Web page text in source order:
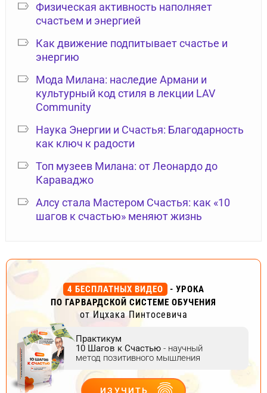
Физическая активность наполняет
счастьем и энергией
Как движение подпитывает счастье и
энергию
Мода Милана: наследие Армани и
культурный код стиля в лекции LAV
Community
Наука Энергии и Счастья: Благодарность
как ключ к радости
Топ музеев Милана: от Леонардо до
Караваджо
Алсу стала Мастером Счастья: как «10
шагов к счастью» меняют жизнь
4 БЕСПЛАТНЫХ ВИДЕО
- УРОКА
ПО ГАРВАРДСКОЙ СИСТЕМЕ ОБУЧЕНИЯ
от Ицхака Пинтосевича
Практикум
10 Шагов к Счастью - научный
метод позитивного мышления
ИЗУЧИТЬ